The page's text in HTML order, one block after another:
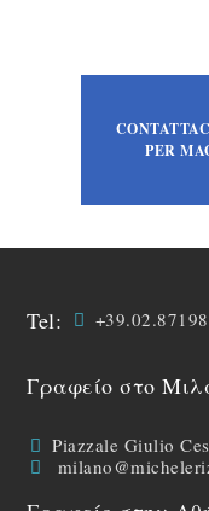
PER
Tel:
Γραφείο στο
Piazzale Giulio